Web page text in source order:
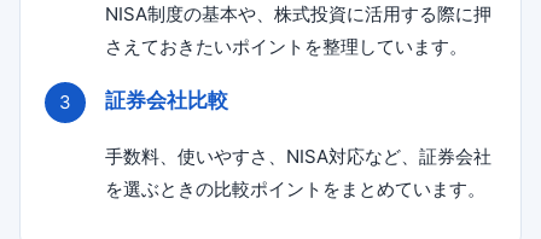
NISA制度の基本や、株式投資に活用する際に押
さえておきたいポイントを整理しています。
証券会社比較
手数料、使いやすさ、NISA対応など、証券会社
を選ぶときの比較ポイントをまとめています。